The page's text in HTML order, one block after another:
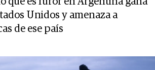
Unidos y amenaza a
de ese país